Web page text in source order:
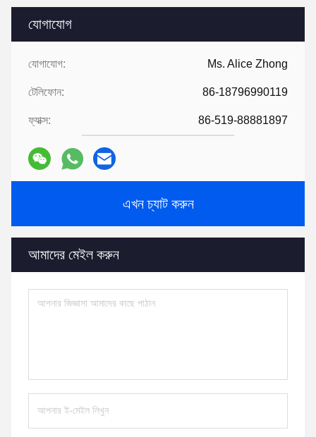
যোগাযোগ
যোগাযোগ: Ms. Alice Zhong
টেলিফোন: 86-18796990119
ফ্যাক্স: 86-519-88881897
এখন চ্যাট করুন
আমাদের মেইল ​​করুন